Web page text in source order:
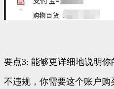
要点3: 能够更详细地说明
不违规，你需要这个账户